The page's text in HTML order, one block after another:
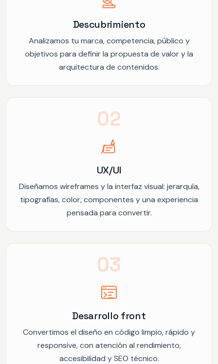
Descubrimiento
Analizamos tu marca, competencia, público y
objetivos para definir la propuesta de valor y la
arquitectura de contenidos.
02
UX/UI
Diseñamos wireframes y la interfaz visual: jerarquía,
tipografías, color, componentes y una experiencia
pensada para convertir.
03
Desarrollo front
Convertimos el diseño en código limpio, rápido y
responsive, con atención al rendimiento,
accesibilidad y SEO técnico.